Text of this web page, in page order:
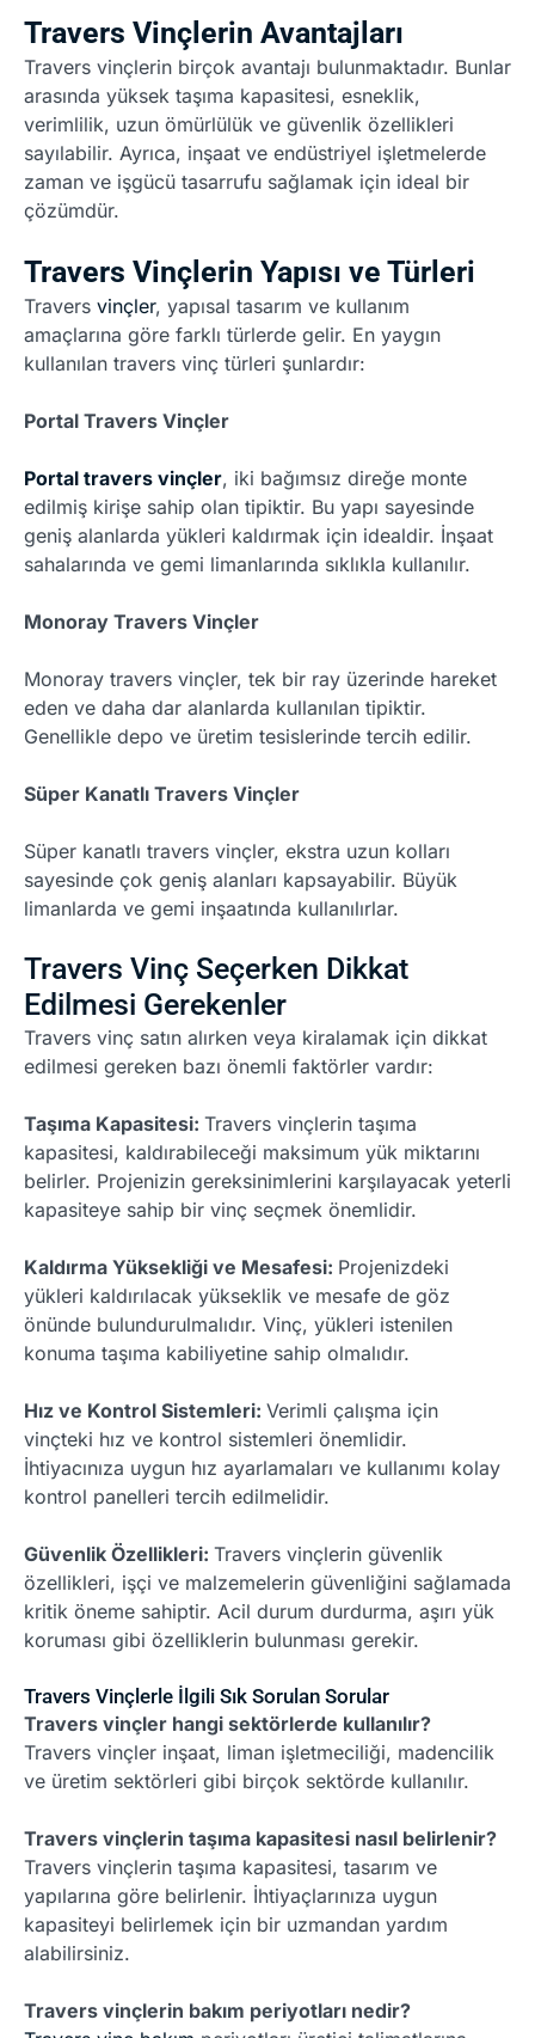
Travers Vinçlerin Avantajları
Travers vinçlerin birçok avantajı bulunmaktadır. Bunlar
arasında yüksek taşıma kapasitesi, esneklik,
verimlilik, uzun ömürlülük ve güvenlik özellikleri
sayılabilir. Ayrıca, inşaat ve endüstriyel işletmelerde
zaman ve işgücü tasarrufu sağlamak için ideal bir
çözümdür.
Travers Vinçlerin Yapısı ve Türleri
Travers vinçler, yapısal tasarım ve kullanım
amaçlarına göre farklı türlerde gelir. En yaygın
kullanılan travers vinç türleri şunlardır:
Portal Travers Vinçler
Portal travers vinçler, iki bağımsız direğe monte
edilmiş kirişe sahip olan tipiktir. Bu yapı sayesinde
geniş alanlarda yükleri kaldırmak için idealdir. İnşaat
sahalarında ve gemi limanlarında sıklıkla kullanılır.
Monoray Travers Vinçler
Monoray travers vinçler, tek bir ray üzerinde hareket
eden ve daha dar alanlarda kullanılan tipiktir.
Genellikle depo ve üretim tesislerinde tercih edilir.
Süper Kanatlı Travers Vinçler
Süper kanatlı travers vinçler, ekstra uzun kolları
sayesinde çok geniş alanları kapsayabilir. Büyük
limanlarda ve gemi inşaatında kullanılırlar.
Travers Vinç Seçerken Dikkat
Edilmesi Gerekenler
Travers vinç satın alırken veya kiralamak için dikkat
edilmesi gereken bazı önemli faktörler vardır:
Taşıma Kapasitesi: Travers vinçlerin taşıma
kapasitesi, kaldırabileceği maksimum yük miktarını
belirler. Projenizin gereksinimlerini karşılayacak yeterli
kapasiteye sahip bir vinç seçmek önemlidir.
Kaldırma Yüksekliği ve Mesafesi: Projenizdeki
yükleri kaldırılacak yükseklik ve mesafe de göz
önünde bulundurulmalıdır. Vinç, yükleri istenilen
konuma taşıma kabiliyetine sahip olmalıdır.
Hız ve Kontrol Sistemleri: Verimli çalışma için
vinçteki hız ve kontrol sistemleri önemlidir.
İhtiyacınıza uygun hız ayarlamaları ve kullanımı kolay
kontrol panelleri tercih edilmelidir.
Güvenlik Özellikleri: Travers vinçlerin güvenlik
özellikleri, işçi ve malzemelerin güvenliğini sağlamada
kritik öneme sahiptir. Acil durum durdurma, aşırı yük
koruması gibi özelliklerin bulunması gerekir.
Travers Vinçlerle İlgili Sık Sorulan Sorular
Travers vinçler hangi sektörlerde kullanılır?
Travers vinçler inşaat, liman işletmeciliği, madencilik
ve üretim sektörleri gibi birçok sektörde kullanılır.
Travers vinçlerin taşıma kapasitesi nasıl belirlenir?
Travers vinçlerin taşıma kapasitesi, tasarım ve
yapılarına göre belirlenir. İhtiyaçlarınıza uygun
kapasiteyi belirlemek için bir uzmandan yardım
alabilirsiniz.
Travers vinçlerin bakım periyotları nedir?